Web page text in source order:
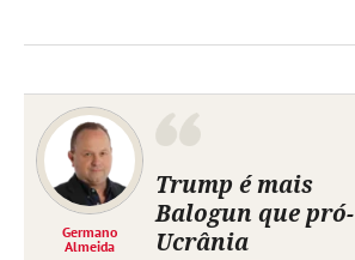
Germano
Almeida
Trump é mais
Balogun que pró-
Ucrânia